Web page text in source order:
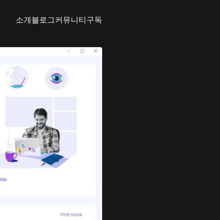
소개블로그커뮤니티구독